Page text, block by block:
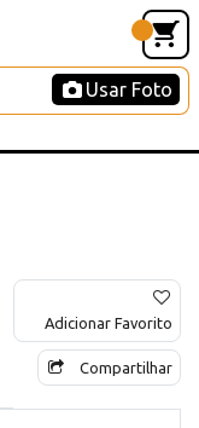
Usar Foto
Adicionar Favorito
Compartilhar